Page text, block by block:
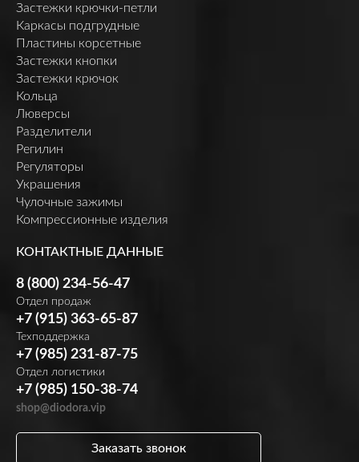
Застежки крючки-петли
Каркасы подгрудные
Пластины корсетные
Застежки кнопки
Застежки крючок
Кольца
Люверсы
Разделители
Регилин
Регуляторы
Украшения
Чулочные зажимы
Компрессионные изделия
КОНТАКТНЫЕ ДАННЫЕ
8 (800) 234-56-47
Отдел продаж
+7 (915) 363-65-87
Техподдержка
+7 (985) 231-87-75
Отдел логистики
+7 (985) 150-38-74
shop@diodora.vip
Заказать звонок